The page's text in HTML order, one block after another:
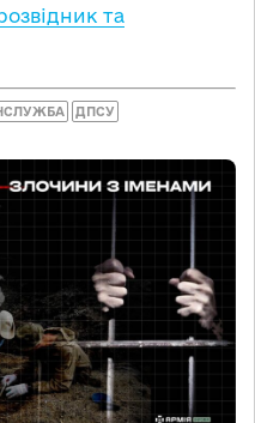
та
ДПСУ